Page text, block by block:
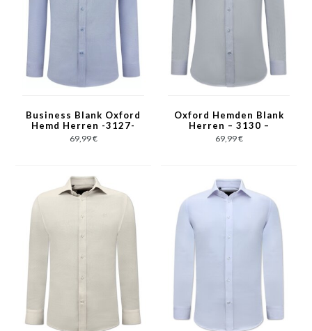
Business Blank Oxford
Hemd Herren -3127-
Blau
69,99 €
Oxford Hemden Blank
Herren – 3130 –
Hellblau
69,99 €